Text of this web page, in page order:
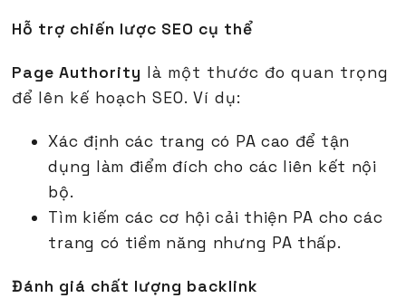
Hỗ trợ chiến lược SEO cụ thể
Page Authority là một thước đo quan trọng
để lên kế hoạch SEO. Ví dụ:
Xác định các trang có PA cao để tận
dụng làm điểm đích cho các liên kết nội
bộ.
Tìm kiếm các cơ hội cải thiện PA cho các
trang có tiềm năng nhưng PA thấp.
Đánh giá chất lượng backlink